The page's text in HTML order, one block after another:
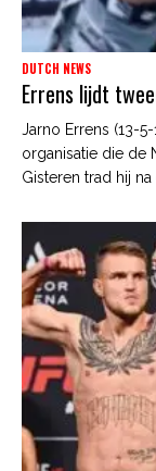
DUTCH NEWS
Errens lijdt
Jarno Errens (13-
organisatie die de
Gisteren trad hij